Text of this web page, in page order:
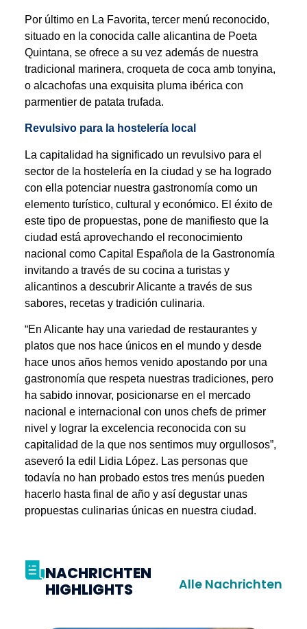
Por último en La Favorita, tercer menú reconocido,
situado en la conocida calle alicantina de Poeta
Quintana, se ofrece a su vez además de nuestra
tradicional marinera, croqueta de coca amb tonyina,
o alcachofas una exquisita pluma ibérica con
parmentier de patata trufada.
Revulsivo para la hostelería local
La capitalidad ha significado un revulsivo para el
sector de la hostelería en la ciudad y se ha logrado
con ella potenciar nuestra gastronomía como un
elemento turístico, cultural y económico. El éxito de
este tipo de propuestas, pone de manifiesto que la
ciudad está aprovechando el reconocimiento
nacional como Capital Española de la Gastronomía
invitando a través de su cocina a turistas y
alicantinos a descubrir Alicante a través de sus
sabores, recetas y tradición culinaria.
“En Alicante hay una variedad de restaurantes y
platos que nos hace únicos en el mundo y desde
hace unos años hemos venido apostando por una
gastronomía que respeta nuestras tradiciones, pero
ha sabido innovar, posicionarse en el mercado
nacional e internacional con unos chefs de primer
nivel y lograr la excelencia reconocida con su
capitalidad de la que nos sentimos muy orgullosos”,
aseveró la edil Lidia López. Las personas que
todavía no han probado estos tres menús pueden
hacerlo hasta final de año y así degustar unas
propuestas culinarias únicas en nuestra ciudad.
NACHRICHTEN
HIGHLIGHTS
Alle Nachrichten